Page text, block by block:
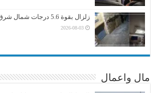
زلزال بقوة 5.6 درجات شمال شرق شرم الشيخ بمصر
2026-08-03
مال واعمال